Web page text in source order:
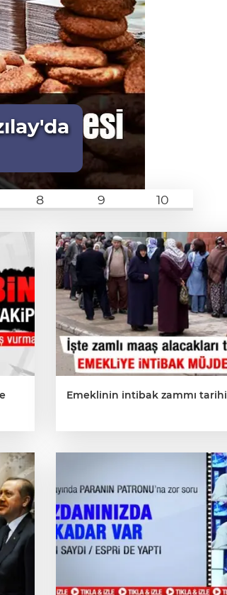
8 9 10
Emeklinin intibak zammı tarihi